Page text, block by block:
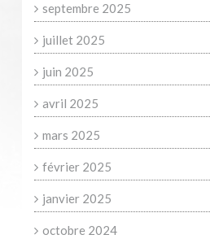
septembre 2025
juillet 2025
juin 2025
avril 2025
mars 2025
février 2025
janvier 2025
octobre 2024